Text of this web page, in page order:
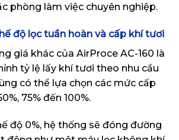
phòng làm việc chuyên nghiệp.
độ lọc tuần hoàn và cấp khí tươi
giá khác của AirProce AC-160 là
tỷ lệ lấy khí tươi theo nhu cầu
có thể lựa chọn các mức cấp
75% đến 100%.
độ 0%, hệ thống sẽ đóng đường